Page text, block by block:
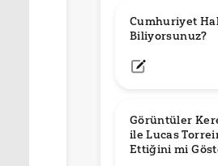
Cumhuriyet
Biliyorsunuz?
Görüntüler
ile Lucas
Ettiğini mi